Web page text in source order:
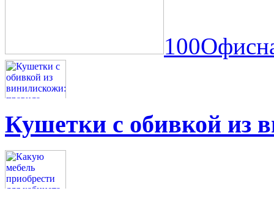
Кушетки с обивкой из